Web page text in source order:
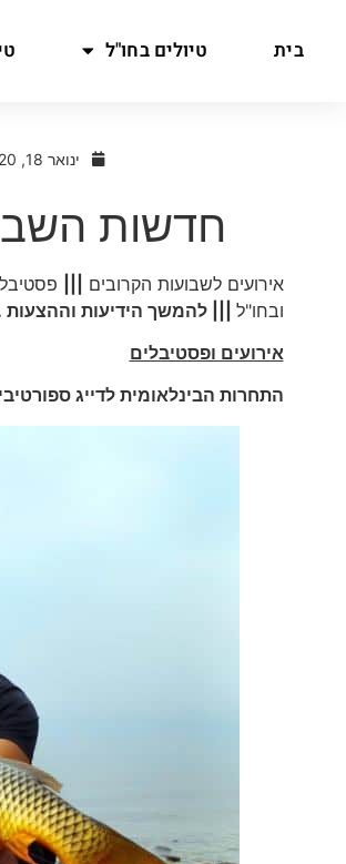
בית טיולים בחו"ל
ינואר 18, 2020
חדשות השבוע
אירועים לשבועות הקרובים
ובחו"ל
להמשך הידיעות
אירועים ופסטיבלים
התחרות הבינלאומית לדייג ספורטיבי בחופי